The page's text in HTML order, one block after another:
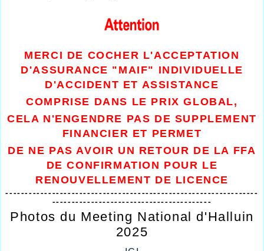
MERCI DE COCHER L'ACCEPTATION
D'ASSURANCE "MAIF" INDIVIDUELLE
D'ACCIDENT ET ASSISTANCE
COMPRISE DANS LE PRIX GLOBAL,
CELA N'ENGENDRE PAS DE SUPPLEMENT
FINANCIER ET PERMET
DE NE PAS AVOIR UN RETOUR DE LA FFA
DE CONFIRMATION POUR LE
RENOUVELLEMENT DE LICENCE
-----------------------------------------------------------------
-----------------------------------------
Photos du Meeting National d'Halluin
2025